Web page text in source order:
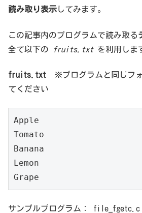
読み取り表示してみます。
この記事内のプログラムで読み取る
全て以下の
fruits.txtを利用しま
fruits.txt ※プログラムと同じフ
てください
Apple
Tomato
Banana
Lemon
Grape
サンプルプログラム： file_fgetc.c